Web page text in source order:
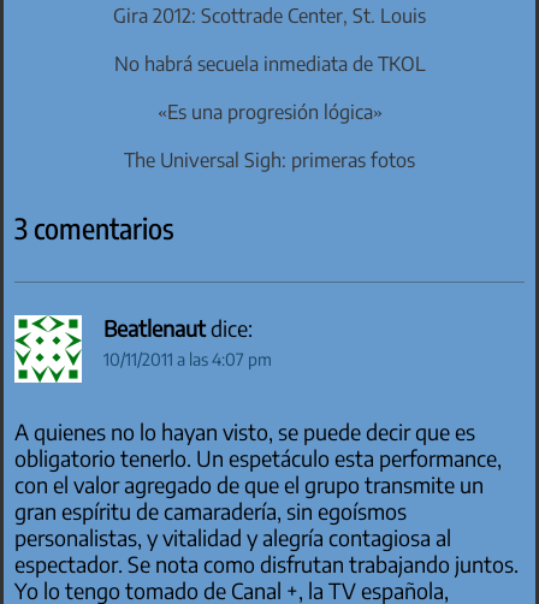
Gira 2012: Scottrade Center, St. Louis
No habrá secuela inmediata de TKOL
«Es una progresión lógica»
The Universal Sigh: primeras fotos
3 comentarios
Beatlenautdice:
10/11/2011 a las 4:07 pm
A quienes no lo hayan visto, se puede decir que es
obligatorio tenerlo. Un espetáculo esta performance,
con el valor agregado de que el grupo transmite un
gran espíritu de camaradería, sin egoísmos
personalistas, y vitalidad y alegría contagiosa al
espectador. Se nota como disfrutan trabajando juntos.
Yo lo tengo tomado de Canal +, la TV española,